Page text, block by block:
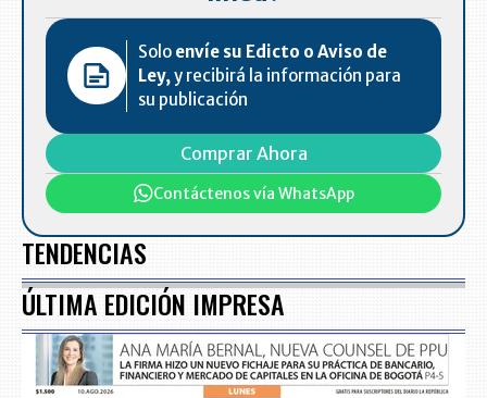
Solo envíe su Edicto o Aviso de
Ley, y recibirá la información para
su publicación
Comprar Ahora
Contáctenos vía WhatsApp
TENDENCIAS
ÚLTIMA EDICIÓN IMPRESA